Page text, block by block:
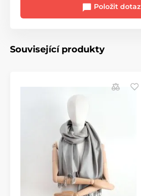
Položit dotaz
Související produkty